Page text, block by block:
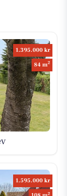
1.395.000 kr
84 m2
1.595.000 kr
2